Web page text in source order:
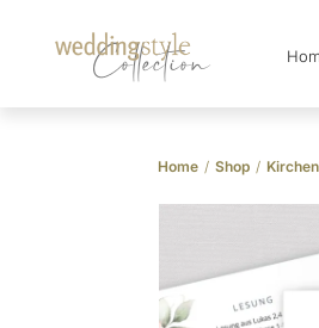
Collection
Home / Shop /